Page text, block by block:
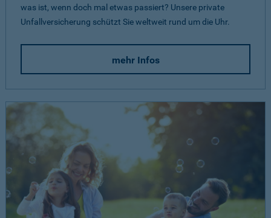
was ist, wenn doch mal etwas passiert? Unsere private
Unfallversicherung schützt Sie weltweit rund um die Uhr.
mehr Infos